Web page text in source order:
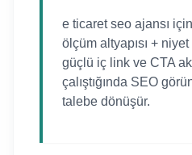
e ticaret seo ajansı
ölçüm altyapısı +
güçlü iç link ve CTA
çalıştığında SEO
talebe dönüşür.